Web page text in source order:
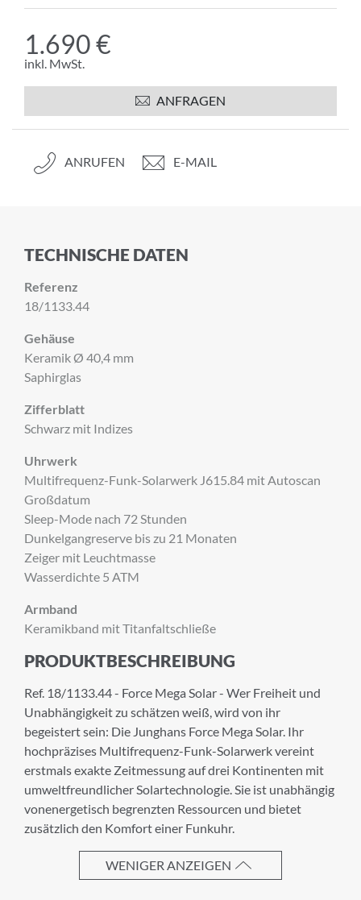
1.690 €
inkl. MwSt.
ANFRAGEN
ANRUFEN E-MAIL
TECHNISCHE DATEN
Referenz
18/1133.44
Gehäuse
Keramik Ø 40,4 mm
Saphirglas
Zifferblatt
Schwarz mit Indizes
Uhrwerk
Multifrequenz-Funk-Solarwerk J615.84 mit Autoscan
Großdatum
Sleep-Mode nach 72 Stunden
Dunkelgangreserve bis zu 21 Monaten
Zeiger mit Leuchtmasse
Wasserdichte 5 ATM
Armband
Keramikband mit Titanfaltschließe
PRODUKTBESCHREIBUNG
Ref. 18/1133.44 - Force Mega Solar - Wer Freiheit und
Unabhängigkeit zu schätzen weiß, wird von ihr
begeistert sein: Die Junghans Force Mega Solar. Ihr
hochpräzises Multifrequenz-Funk-Solarwerk vereint
erstmals exakte Zeitmessung auf drei Kontinenten mit
umweltfreundlicher Solartechnologie. Sie ist unabhängig
vonenergetisch begrenzten Ressourcen und bietet
zusätzlich den Komfort einer Funkuhr.
WENIGER ANZEIGEN
ANMELDUNG ZUM
NEWSLETTER
Melden Sie sich zu unserem Newsletter an.
Anrede